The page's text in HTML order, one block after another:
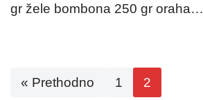
gr žele bombona 250 gr oraha…
« Prethodno 1 2